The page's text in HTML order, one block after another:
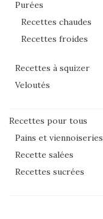
Purées
Recettes chaudes
Recettes froides
Recettes à squizer
Veloutés
Recettes pour tous
Pains et viennoiseries
Recette salées
Recettes sucrées